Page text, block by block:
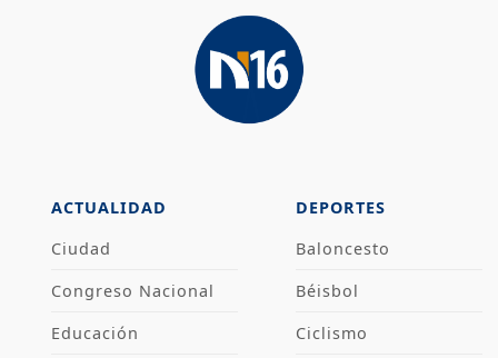
ACTUALIDAD
Ciudad
Congreso Nacional
Educación
DEPORTES
Baloncesto
Béisbol
Ciclismo